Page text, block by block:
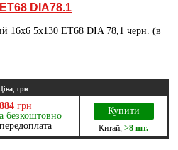
DIA78.1
16х6 5х130 ET68 DIA 78,1 черн. (в
Ціна, грн
грн
безкоштовно
Купити
Китай >8 шт.